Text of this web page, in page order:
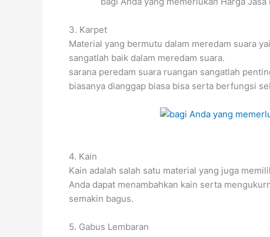
3. Karpet
Material yang bermutu dalam meredam suara
sangatlah baik dalam meredam suara.
sarana peredam suara ruangan sangatlah
biasanya dianggap biasa bisa serta berfungsi
4. Kain
Kain adalah salah satu material yang juga
Anda dapat menambahkan kain serta
semakin bagus.
5. Gabus Lembaran